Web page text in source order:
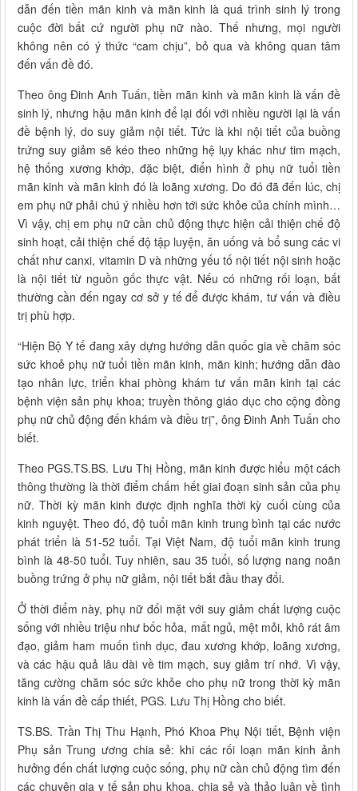
dẫn đến tiền mãn kinh và mãn kinh là quá trình sinh lý trong
cuộc đời bất cứ người phụ nữ nào. Thế nhưng, mọi người
không nên có ý thức “cam chịu”, bỏ qua và không quan tâm
đến vấn đề đó.
Theo ông Đinh Anh Tuấn, tiền mãn kinh và mãn kinh là vấn đề
sinh lý, nhưng hậu mãn kinh để lại đối với nhiều người lại là vấn
đề bệnh lý, do suy giảm nội tiết. Tức là khi nội tiết của buồng
trứng suy giảm sẽ kéo theo những hệ lụy khác như tim mạch,
hệ thống xương khớp, đặc biệt, điển hình ở phụ nữ tuổi tiền
mãn kinh và mãn kinh đó là loãng xương. Do đó đã đến lúc, chị
em phụ nữ phải chú ý nhiều hơn tới sức khỏe của chính mình…
Vì vậy, chị em phụ nữ cần chủ động thực hiện cải thiện chế độ
sinh hoạt, cải thiện chế độ tập luyện, ăn uống và bổ sung các vi
chất như canxi, vitamin D và những yếu tố nội tiết nội sinh hoặc
là nội tiết từ nguồn gốc thực vật. Nếu có những rối loạn, bất
thường cần đến ngay cơ sở y tế để được khám, tư vấn và điều
trị phù hợp.
“Hiện Bộ Y tế đang xây dựng hướng dẫn quốc gia về chăm sóc
sức khoẻ phụ nữ tuổi tiền mãn kinh, mãn kinh; hướng dẫn đào
tạo nhân lực, triển khai phòng khám tư vấn mãn kinh tại các
bệnh viện sản phụ khoa; truyền thông giáo dục cho cộng đồng
phụ nữ chủ động đến khám và điều trị”, ông Đinh Anh Tuấn cho
biết.
Theo PGS.TS.BS. Lưu Thị Hồng, mãn kinh được hiểu một cách
thông thường là thời điểm chấm hết giai đoạn sinh sản của phụ
nữ. Thời kỳ mãn kinh được định nghĩa thời kỳ cuối cùng của
kinh nguyệt. Theo đó, độ tuổi mãn kinh trung bình tại các nước
phát triển là 51-52 tuổi. Tại Việt Nam, độ tuổi mãn kinh trung
bình là 48-50 tuổi. Tuy nhiên, sau 35 tuổi, số lượng nang noãn
buồng trứng ở phụ nữ giảm, nội tiết bắt đầu thay đổi.
Ở thời điểm này, phụ nữ đối mặt với suy giảm chất lượng cuộc
sống với nhiều triệu như bốc hỏa, mất ngủ, mệt mỏi, khô rát âm
đạo, giảm ham muốn tình dục, đau xương khớp, loãng xương,
và các hậu quả lâu dài về tim mạch, suy giảm trí nhớ. Vì vậy,
tăng cường chăm sóc sức khỏe cho phụ nữ trong thời kỳ mãn
kinh là vấn đề cấp thiết, PGS. Lưu Thị Hồng cho biết.
TS.BS. Trần Thị Thu Hạnh, Phó Khoa Phụ Nội tiết, Bệnh viện
Phụ sản Trung ương chia sẻ: khi các rối loạn mãn kinh ảnh
hưởng đến chất lượng cuộc sống, phụ nữ cần chủ động tìm đến
các chuyên gia y tế sản phụ khoa, chia sẻ và thảo luận về tình